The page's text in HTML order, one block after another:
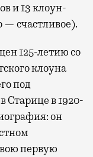
и 13 клоун-
— счастливое).
125-летию со
клоуна
под
в 1920-
он
первую